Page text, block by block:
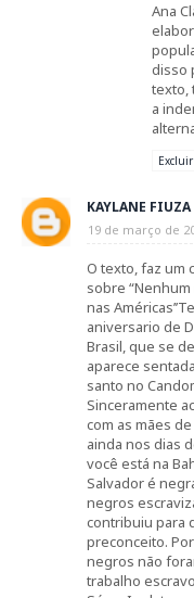
Ana
disso
texto,
a
Excluir
KAYLANE FIUZA
19 de março de
O texto, faz um
sobre
nas
aniversario de
Brasil, que se
aparece
santo no
Sinceramente
com as mães de
ainda nos dias
você está na
Salvador é
negros
contribuiu para
preconceito.
negros não
trabalho